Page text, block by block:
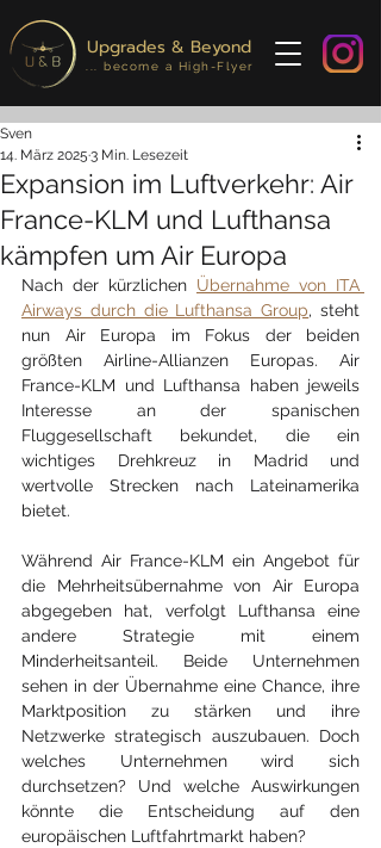
Upgrades & Beyond
... become a High-Flyer
Expansion im Luftverkehr: Air
France-KLM und Lufthansa
kämpfen um Air Europa
Sven
14. März 2025 3 Min. Lesezeit
Nach der kürzlichen Übernahme von ITA
Airways durch die Lufthansa Group, steht
nun Air Europa im Fokus der beiden
größten Airline-Allianzen Europas. Air
France-KLM und Lufthansa haben jeweils
Interesse an der spanischen
Fluggesellschaft bekundet, die ein
wichtiges Drehkreuz in Madrid und
wertvolle Strecken nach Lateinamerika
bietet.
Während Air France-KLM ein Angebot für
die Mehrheitsübernahme von Air Europa
abgegeben hat, verfolgt Lufthansa eine
andere Strategie mit einem
Minderheitsanteil. Beide Unternehmen
sehen in der Übernahme eine Chance, ihre
Marktposition zu stärken und ihre
Netzwerke strategisch auszubauen. Doch
welches Unternehmen wird sich
durchsetzen? Und welche Auswirkungen
könnte die Entscheidung auf den
europäischen Luftfahrtmarkt haben?